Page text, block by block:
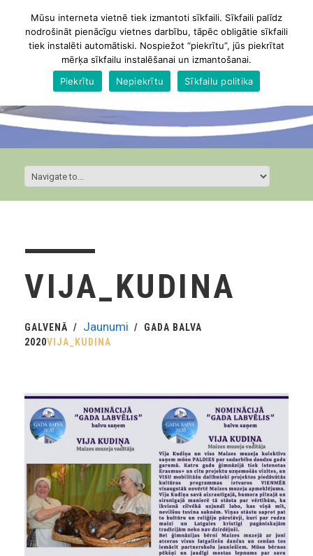
VIJA_KUDINA
GALVENĀ Jaunumi
GADA BALVA
2020VIJA_KUDINA
Mūsu interneta vietnē tiek izmantoti sīkfaili. Sīkfaili palīdz
nodrošināt pienācīgu vietnes darbību, tāpēc obligātie sīkfaili
tiek instalēti automātiski. Nospiežot “piekrītu”, jūs piekrītat
mērķa sīkfailu instalēšanai un izmantošanai.
Piekrītu
Nepiekrītu Sīkfailu politika